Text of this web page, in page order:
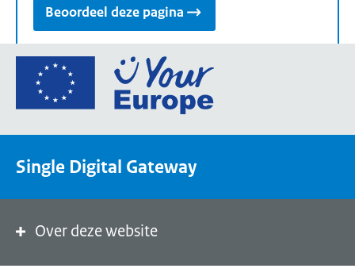
Beoordeel deze pagina
Ga
de
een
de
Single Digital Gateway
Over deze website